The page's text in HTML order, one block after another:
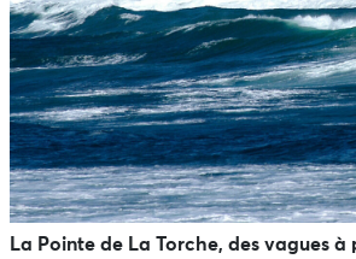
La Pointe de La Torche, des vagues à